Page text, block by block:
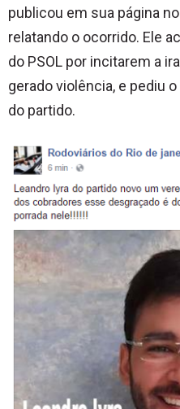
publicou em sua página
relatando o ocorrido. Ele
do PSOL por incitarem a
gerado violência, e pediu
do partido.